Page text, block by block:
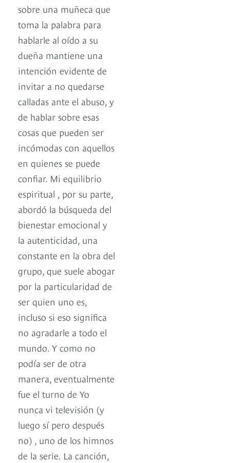
sobre una muñeca que
toma la palabra para
hablarle al oído a su
dueña mantiene una
intención evidente de
invitar a no quedarse
calladas ante el abuso, y
de hablar sobre esas
cosas que pueden ser
incómodas con aquellos
en quienes se puede
confiar. Mi equilibrio
espiritual , por su parte,
abordó la búsqueda del
bienestar emocional y
la autenticidad, una
constante en la obra del
grupo, que suele abogar
por la particularidad de
ser quien uno es,
incluso si eso significa
no agradarle a todo el
mundo. Y como no
podía ser de otra
manera, eventualmente
fue el turno de Yo
nunca vi televisión (y
luego sí pero después
no) , uno de los himnos
de la serie. La canción,